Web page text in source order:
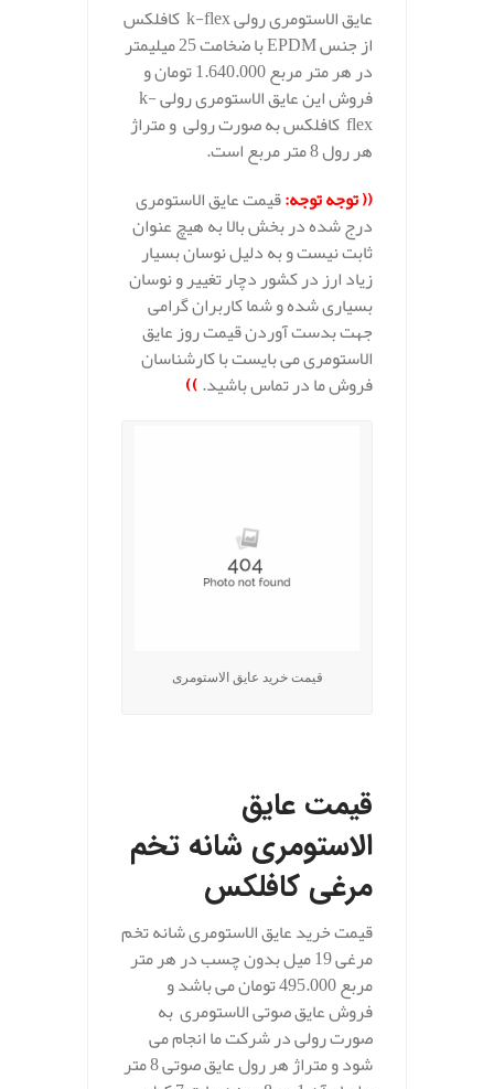
عایق الاستومری رولی k-flex کافلکس
از جنس EPDM با ضخامت 25 میلیمتر
در هر متر مربع 1.640.000 تومان و
فروش این عایق الاستومری رولی k-
flex کافلکس به صورت رولی و متراژ
هر رول 8 متر مربع است.
(( توجه توجه:قیمت عایق الاستومری
درج شده در بخش بالا به هیچ عنوان
ثابت نیست و به دلیل نوسان بسیار
زیاد ارز در کشور دچار تغییر و نوسان
بسیاری شده و شما کاربران گرامی
جهت بدست آوردن قیمت روز عایق
الاستومری می بایست با کارشناسان
فروش ما در تماس باشید.))
قیمت خرید عایق الاستومری
قیمت عایق
الاستومری شانه تخم
مرغی کافلکس
قیمت خرید عایق الاستومری شانه تخم
مرغی 19 میل بدون چسب در هر متر
مربع 495.000 تومان می باشد و
فروش عایق صوتی الاستومری به
صورت رولی در شرکت ما انجام می
شود و متراژ هر رول عایق صوتی 8 متر